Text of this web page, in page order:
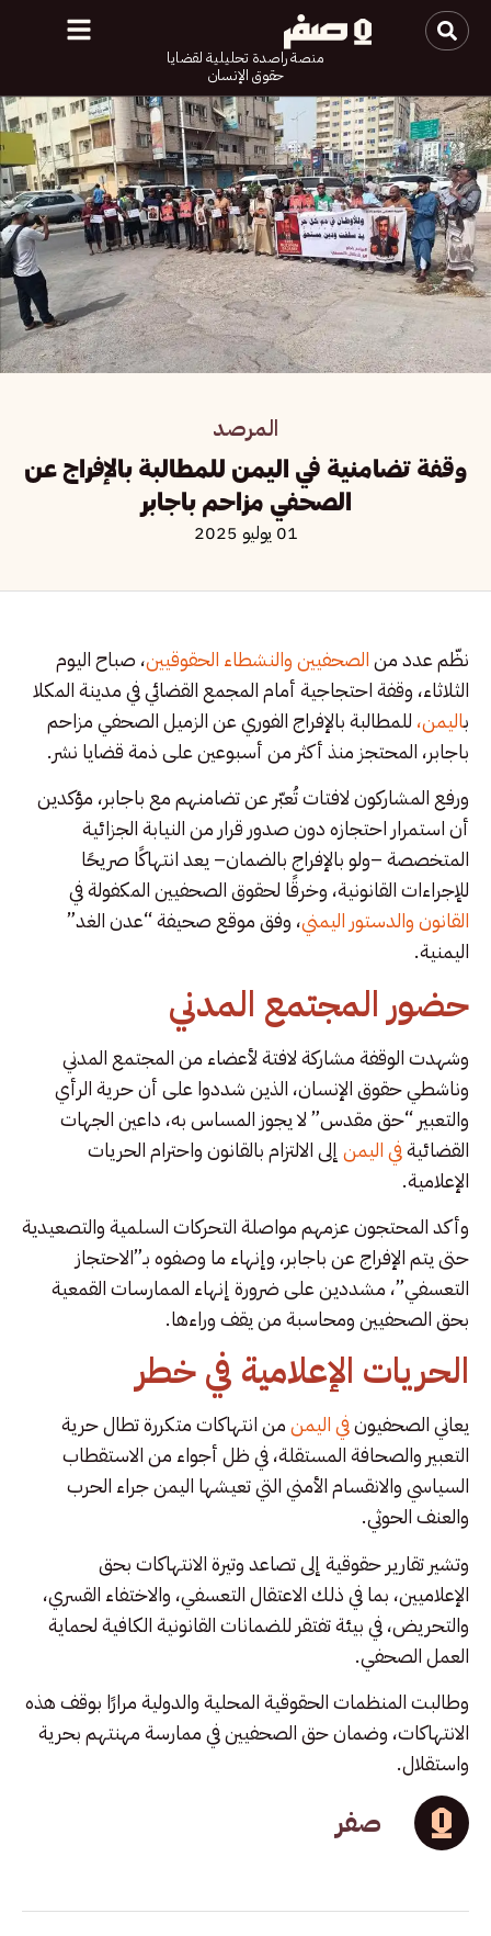
منصة راصدة تحليلية لقضايا
حقوق الإنسان
المرصد
وقفة تضامنية في اليمن للمطالبة بالإفراج عن
الصحفي مزاحم باجابر
01 يوليو 2025
نظّم عدد منالصحفيين والنشطاء الحقوقيين، صباح اليوم
الثلاثاء، وقفة احتجاجية أمام المجمع القضائي في مدينة المكلا
باليمن، للمطالبة بالإفراج الفوري عن الزميل الصحفي مزاحم
باجابر، المحتجز منذ أكثر من أسبوعين على ذمة قضايا نشر.
ورفع المشاركون لافتات تُعبّر عن تضامنهم مع باجابر، مؤكدين
أن استمرار احتجازه دون صدور قرار من النيابة الجزائية
المتخصصة –ولو بالإفراج بالضمان– يعد انتهاكًا صريحًا
للإجراءات القانونية، وخرقًا لحقوق الصحفيين المكفولة في
القانون والدستور اليمني، وفق موقع صحيفة “عدن الغد”
اليمنية.
حضور المجتمع المدني
وشهدت الوقفة مشاركة لافتة لأعضاء من المجتمع المدني
وناشطي حقوق الإنسان، الذين شددوا على أن حرية الرأي
والتعبير “حق مقدس” لا يجوز المساس به، داعين الجهات
القضائيةفي اليمن إلى الالتزام بالقانون واحترام الحريات
الإعلامية.
وأكد المحتجون عزمهم مواصلة التحركات السلمية والتصعيدية
حتى يتم الإفراج عن باجابر، وإنهاء ما وصفوه بـ”الاحتجاز
التعسفي”، مشددين على ضرورة إنهاء الممارسات القمعية
بحق الصحفيين ومحاسبة من يقف وراءها.
الحريات الإعلامية في خطر
يعاني الصحفيونفي اليمنمن انتهاكات متكررة تطال حرية
التعبير والصحافة المستقلة، في ظل أجواء من الاستقطاب
السياسي والانقسام الأمني التي تعيشها اليمن جراء الحرب
والعنف الحوثي.
وتشير تقارير حقوقية إلى تصاعد وتيرة الانتهاكات بحق
الإعلاميين، بما في ذلك الاعتقال التعسفي، والاختفاء القسري،
والتحريض، في بيئة تفتقر للضمانات القانونية الكافية لحماية
العمل الصحفي.
وطالبت المنظمات الحقوقية المحلية والدولية مرارًا بوقف هذه
الانتهاكات، وضمان حق الصحفيين في ممارسة مهنتهم بحرية
واستقلال.
صفر